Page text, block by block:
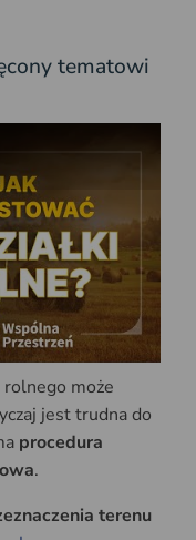
tematowi
rolnego może
jest trudna do
procedura
.
terenu